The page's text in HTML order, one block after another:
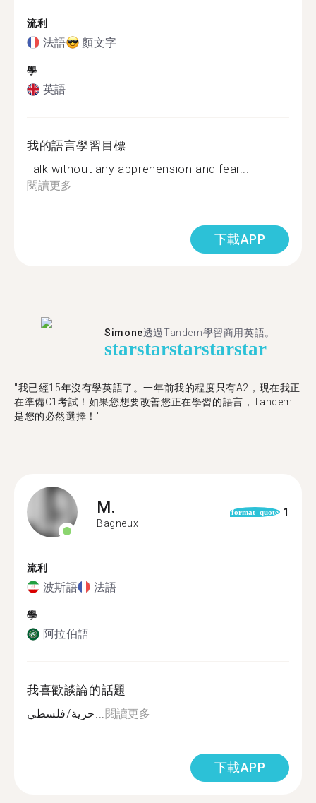
流利
法語 顏文字
學
英語
我的語言學習目標
Talk without any apprehension and fear...
閱讀更多
下載APP
Simone透過Tandem學習商用英語。
starstarstarstarstar
"我已經15年沒有學英語了。一年前我的程度只有A2，現在我正
在準備C1考試！如果您想要改善您正在學習的語言，Tandem
是您的必然選擇！"
M.
Bagneux
format_quote 1
流利
波斯語 法語
學
阿拉伯語
我喜歡談論的話題
حرية/فلسطي...閱讀更多
下載APP